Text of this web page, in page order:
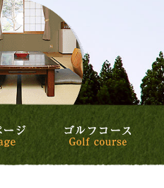
ゴル
トップページ